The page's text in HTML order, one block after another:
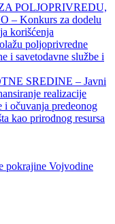
POLJOPRIVREDU,
– Konkurs za dodelu
korišćenja
poljoprivredne
i savetodavne službe i
SREDINE – Javni
realizacije
i očuvanja predeonog
kao prirodnog resursa
pokrajine Vojvodine